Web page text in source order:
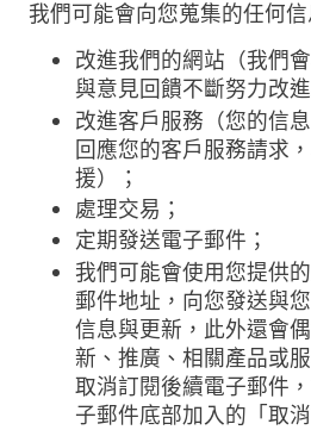
我們可能會向您蒐集的任何
改進我們的網站（我們
與意見回饋不斷努力改
改進客戶服務（您的信
回應您的客戶服務請求
援）；
處理交易；
定期發送電子郵件；
我們可能會使用您提供
郵件地址，向您發送與
信息與更新，此外還會
新、推廣、相關產品或
取消訂閱後續電子郵件
子郵件底部加入的「取